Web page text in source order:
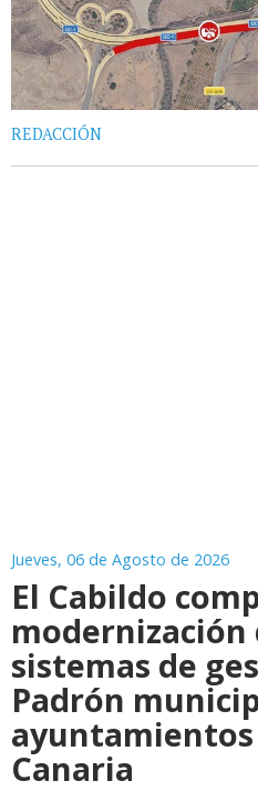
REDACCIÓN
Jueves, 06 de Agosto de 2026
El Cabildo
modernización
sistemas de
Padrón
ayuntamientos
Canaria